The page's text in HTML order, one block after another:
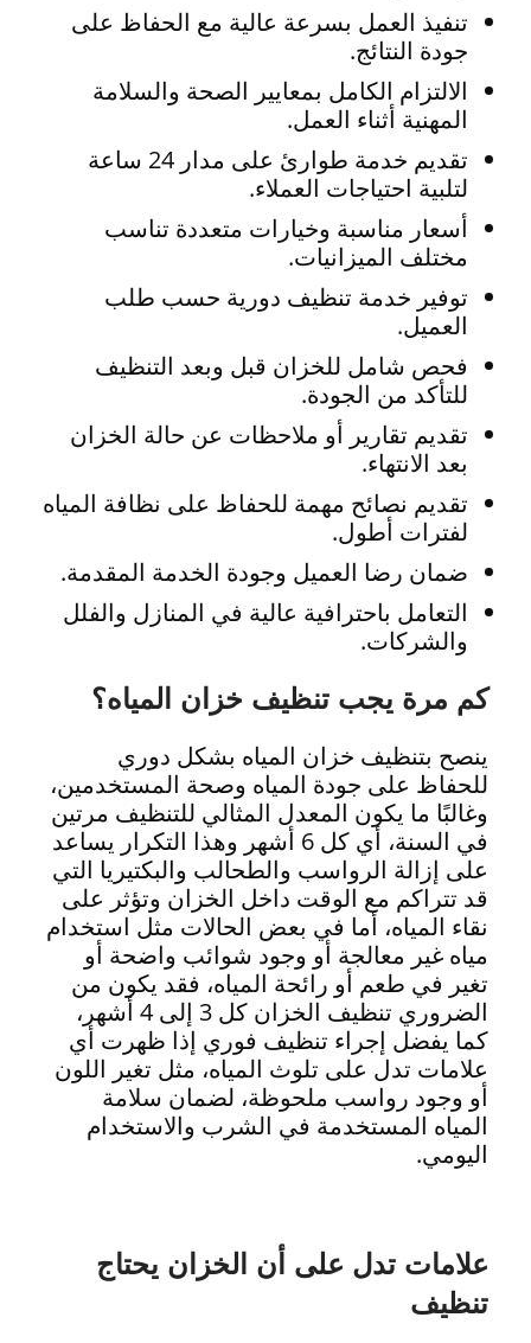
تنفيذ العمل بسرعة عالية مع الحفاظ على
جودة النتائج.
الالتزام الكامل بمعايير الصحة والسلامة
المهنية أثناء العمل.
تقديم خدمة طوارئ على مدار 24 ساعة
لتلبية احتياجات العملاء.
أسعار مناسبة وخيارات متعددة تناسب
مختلف الميزانيات.
توفير خدمة تنظيف دورية حسب طلب
العميل.
فحص شامل للخزان قبل وبعد التنظيف
للتأكد من الجودة.
تقديم تقارير أو ملاحظات عن حالة الخزان
بعد الانتهاء.
تقديم نصائح مهمة للحفاظ على نظافة المياه
لفترات أطول.
ضمان رضا العميل وجودة الخدمة المقدمة.
التعامل باحترافية عالية في المنازل والفلل
والشركات.
كم مرة يجب تنظيف خزان المياه؟
ينصح بتنظيف خزان المياه بشكل دوري
للحفاظ على جودة المياه وصحة المستخدمين،
وغالبًا ما يكون المعدل المثالي للتنظيف مرتين
في السنة، أي كل 6 أشهر وهذا التكرار يساعد
على إزالة الرواسب والطحالب والبكتيريا التي
قد تتراكم مع الوقت داخل الخزان وتؤثر على
نقاء المياه، أما في بعض الحالات مثل استخدام
مياه غير معالجة أو وجود شوائب واضحة أو
تغير في طعم أو رائحة المياه، فقد يكون من
الضروري تنظيف الخزان كل 3 إلى 4 أشهر،
كما يفضل إجراء تنظيف فوري إذا ظهرت أي
علامات تدل على تلوث المياه، مثل تغير اللون
أو وجود رواسب ملحوظة، لضمان سلامة
المياه المستخدمة في الشرب والاستخدام
اليومي.
علامات تدل على أن الخزان يحتاج
تنظيف